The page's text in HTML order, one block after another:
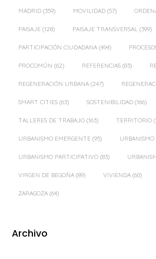
MADRID (359) MOVILIDAD (57)
PAISAJE (128) PAISAJE TRANSVERSAL (399)
PARTICIPACIÓN CIUDADANA (494)
PROCOMÚN (62) REFERENCIAS (83)
REGENERACIÓN URBANA (247)
SMART CITIES (63) SOSTENIBILIDAD (166)
TALLERES DE TRABAJO (163) TERRITORIO
URBANISMO EMERGENTE (95) URBANISMO
URBANISMO PARTICIPATIVO (83)
VIRGEN DE BEGOÑA (89) VIVIENDA (60)
ZARAGOZA (64)
Archivo